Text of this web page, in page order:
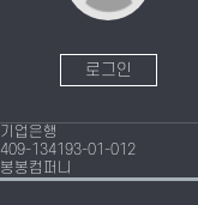
로그인
기업은행
409-134193-01-012
봉봉컴퍼니